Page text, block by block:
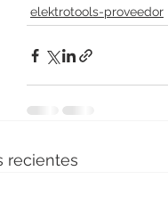
elektrotools-proveedor
recientes